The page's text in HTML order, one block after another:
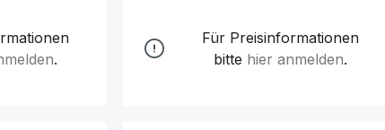
.
Für Preisinformationen
bitte hier anmelden.